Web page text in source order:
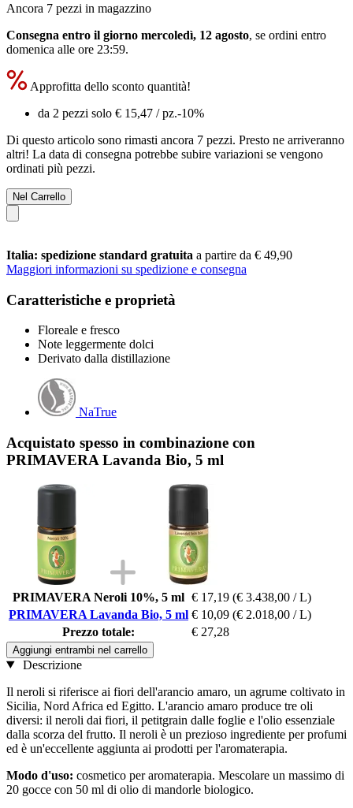
Ancora 7 pezzi in magazzino
Consegna entro il giorno mercoledì, 12 agosto, se ordini entro
domenica alle ore 23:59.
Approfitta dello sconto quantità!
da 2 pezzi solo € 15,47 / pz.-10%
Di questo articolo sono rimasti ancora 7 pezzi. Presto ne arriveranno
altri! La data di consegna potrebbe subire variazioni se vengono
ordinati più pezzi.
Nel Carrello
Italia: spedizione standard gratuita a partire da € 49,90
Maggiori informazioni su spedizione e consegna
Caratteristiche e proprietà
Floreale e fresco
Note leggermente dolci
Derivato dalla distillazione
NaTrue
Acquistato spesso in combinazione con
PRIMAVERA Lavanda Bio, 5 ml
PRIMAVERA Neroli 10%, 5 ml € 17,19 (€ 3.438,00 / L)
PRIMAVERA Lavanda Bio, 5 ml € 10,09 (€ 2.018,00 / L)
Prezzo totale:
€ 27,28
Aggiungi entrambi nel carrello
Descrizione
Il neroli si riferisce ai fiori dell'arancio amaro, un agrume coltivato in
Sicilia, Nord Africa ed Egitto. L'arancio amaro produce tre oli
diversi: il neroli dai fiori, il petitgrain dalle foglie e l'olio essenziale
dalla scorza del frutto. Il neroli è un prezioso ingrediente per profumi
ed è un'eccellente aggiunta ai prodotti per l'aromaterapia.
Modo d'uso: cosmetico per aromaterapia. Mescolare un massimo di
20 gocce con 50 ml di olio di mandorle biologico.